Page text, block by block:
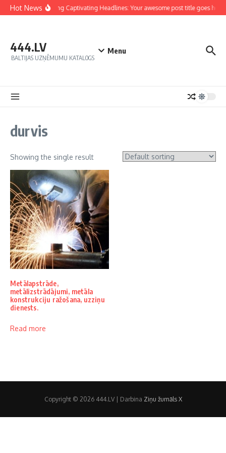
Hot NewsCrafting Captivating Headlines: Your awesome post title goes here
444.LV
BALTIJAS UZŅĒMUMU KATALOGS
Menu
durvis
Showing the single result
Metālapstrāde,
metālizstrādājumi, metāla
konstrukciju ražošana, uzziņu
dienests.
Read more
Copyright © 2026 444.LV | Darbina Ziņu žurnāls X